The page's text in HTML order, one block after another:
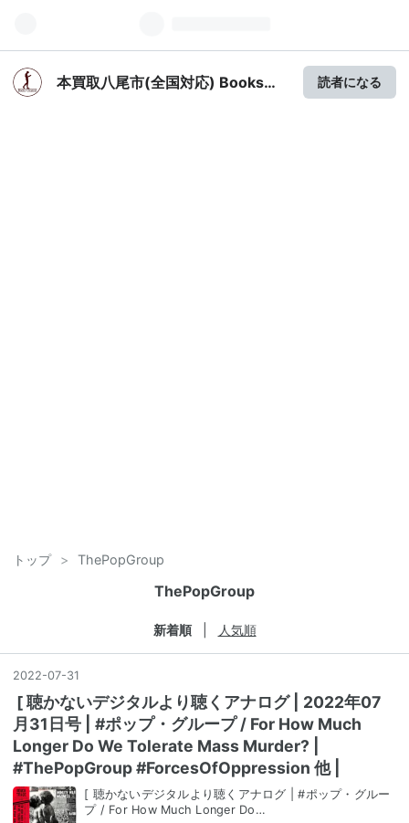
本買取八尾市(全国対応) Books
読者になる
トップ > ThePopGroup
ThePopGroup
新着順 人気順
2022-07-31
[ 聴かないデジタルより聴くアナログ | 2022年07
月31日号 | #ポップ・グループ / For How Much
Longer Do We Tolerate Mass Murder? |
#ThePopGroup #ForcesOfOppression 他 |
[ 聴かないデジタルより聴くアナログ | #ポップ・グルー
プ / For How Much Longer Do…